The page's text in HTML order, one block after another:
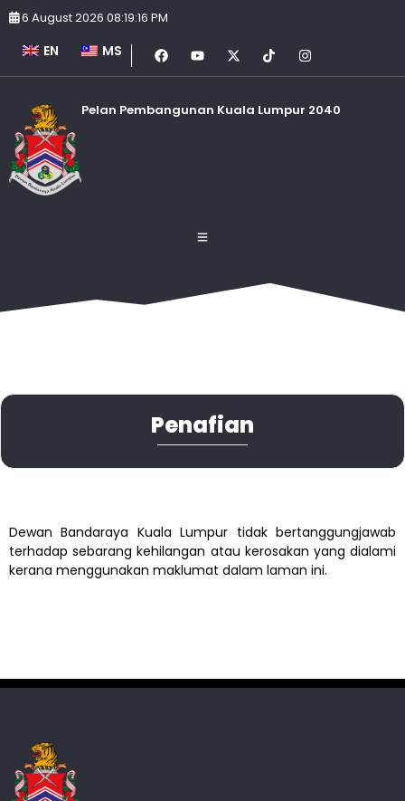
6 August 2026 08:19:16 PM
EN MS
Pelan Pembangunan Kuala Lumpur 2040
Penafian
Dewan Bandaraya Kuala Lumpur tidak bertanggungjawab
terhadap sebarang kehilangan atau kerosakan yang dialami
kerana menggunakan maklumat dalam laman ini.